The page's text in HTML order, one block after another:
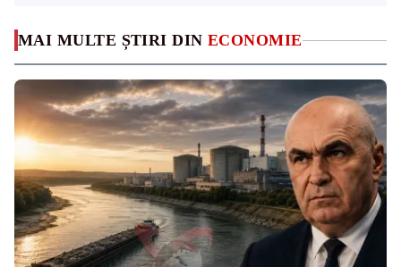
MAI MULTE ȘTIRI DIN ECONOMIE